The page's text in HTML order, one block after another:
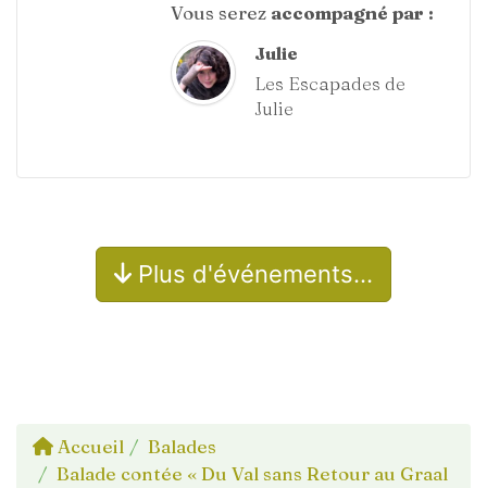
Vous serez accompagné par :
Julie
Les Escapades de
Julie
Plus d'événements…
Accueil
Balades
Balade contée « Du Val sans Retour au Graal